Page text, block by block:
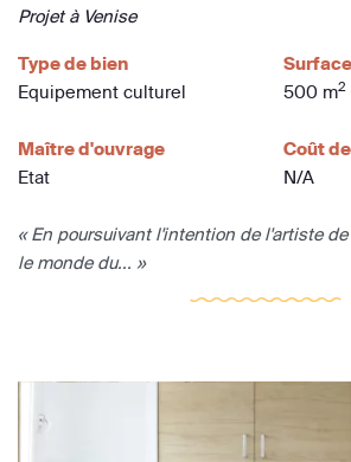
Projet à Venise
Type de bien
Equipement culturel
Surface
500 m2
Maître d'ouvrage
Etat
Coût
N/A
« En poursuivant l'intention de l'artiste
le monde du... »